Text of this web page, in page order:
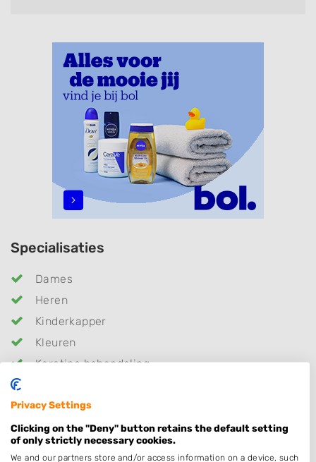
Specialisaties
Dames
Heren
Kinderkapper
Kleuren
Keratine behandeling
Schoonheidssalon
Permanenten
Thuiskapper
Privacy Settings
Clicking on the "Deny" button retains the default setting
of only strictly necessary cookies.
We and our partners store and/or access information on a device, such